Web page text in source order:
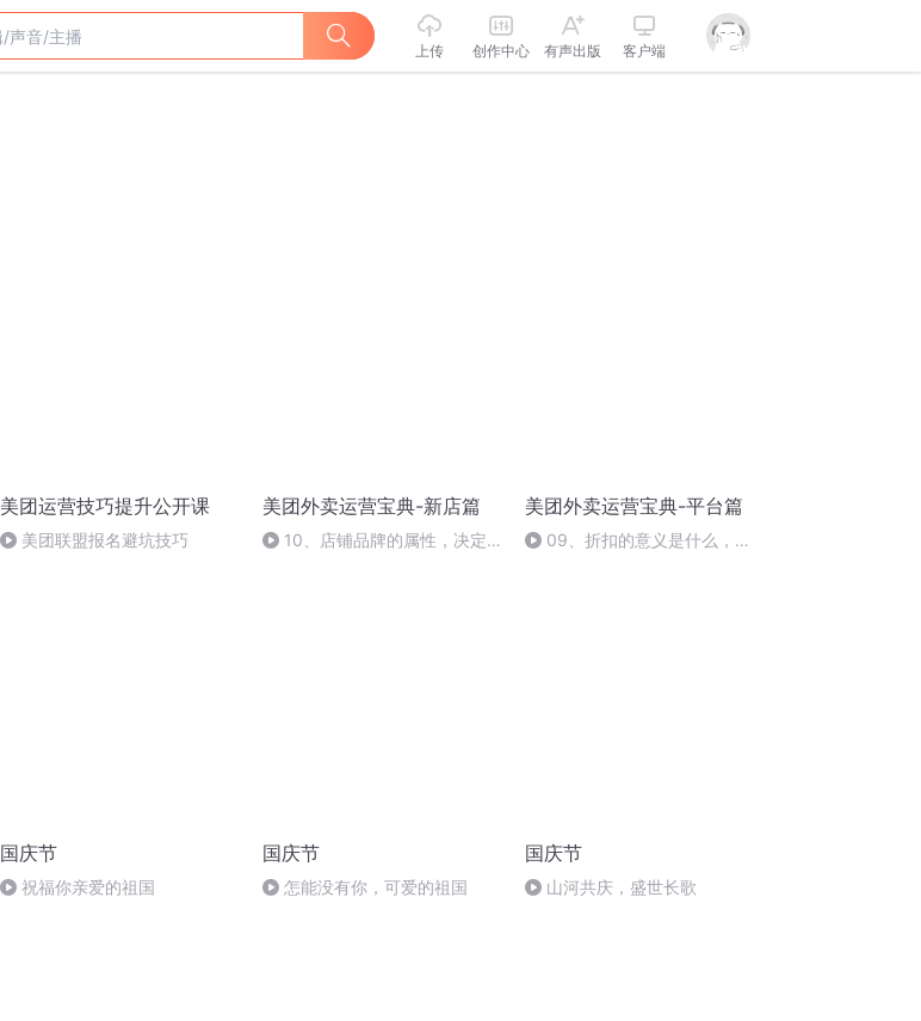
上传 创作中心 有声出版 客户端
美团运营技巧提升公开课
美团联盟报名避坑技巧
美团外卖运营宝典-新店篇
10、店铺品牌的属性，决定
美团外卖运营宝典-平台篇
09、折扣的意义是什么，很
国庆节
祝福你亲爱的祖国
国庆节
怎能没有你，可爱的祖国
国庆节
山河共庆，盛世长歌